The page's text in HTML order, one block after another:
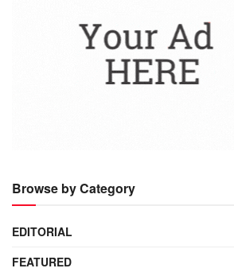
Browse by Category
EDITORIAL
FEATURED